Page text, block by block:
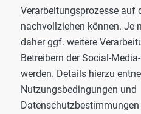
Verarbeitungsprozesse auf
nachvollziehen können. Je
daher ggf. weitere
Betreibern der Social-
werden. Details hierzu
Nutzungsbedingungen und